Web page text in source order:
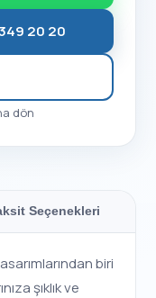
20 20
dön
Seçenekleri
biri
şıklık ve